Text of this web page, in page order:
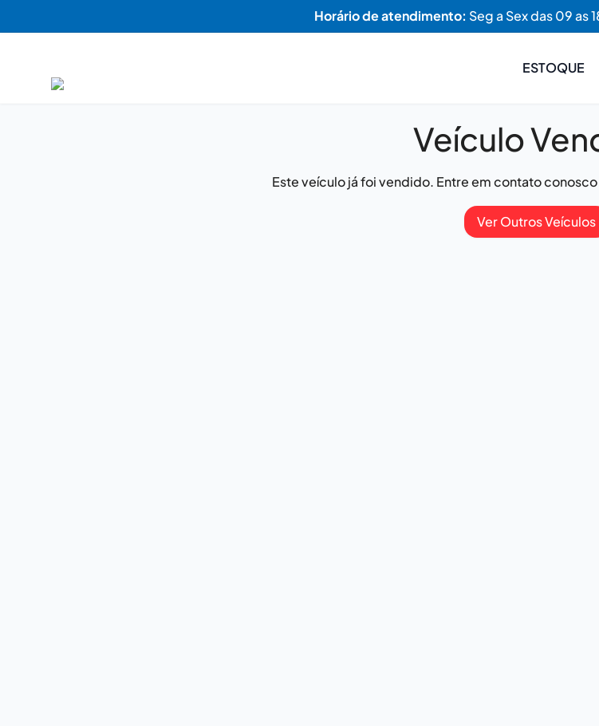
Horário de atendimento: Seg a Sex das 09 as
ESTOQUE
Veículo
Este veículo já foi vendido. Entre em contato
Ver Outros Veículos